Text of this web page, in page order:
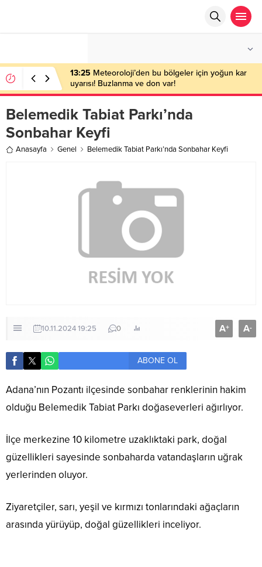
13:25 Meteoroloji’den bu bölgeler için yoğun kar
uyarısı! Buzlanma ve don var!
Belemedik Tabiat Parkı’nda
Sonbahar Keyfi
Anasayfa Genel Belemedik Tabiat Parkı’nda Sonbahar Keyfi
10.11.2024 19:25 0 A+ A-
ABONE OL
Adana’nın Pozantı ilçesinde sonbahar renklerinin hakim
olduğu Belemedik Tabiat Parkı doğaseverleri ağırlıyor.
İlçe merkezine 10 kilometre uzaklıktaki park, doğal
güzellikleri sayesinde sonbaharda vatandaşların uğrak
yerlerinden oluyor.
Ziyaretçiler, sarı, yeşil ve kırmızı tonlarındaki ağaçların
arasında yürüyüp, doğal güzellikleri inceliyor.